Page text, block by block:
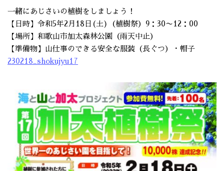
一緒にあじさいの植樹をしましょう！
【日時】令和5年2月18日(土)（植樹祭）9：30〜12：00
【場所】和歌山市加太森林公園（雨天中止）
【準備物】山仕事のできる安全な服装（長ぐつ）・帽子
230218_shokujyu17